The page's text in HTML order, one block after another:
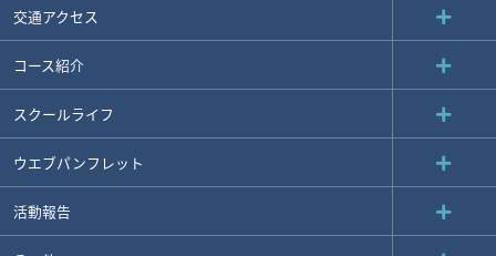
交通アクセス
コース紹介
スクールライフ
ウエブパンフレット
活動報告